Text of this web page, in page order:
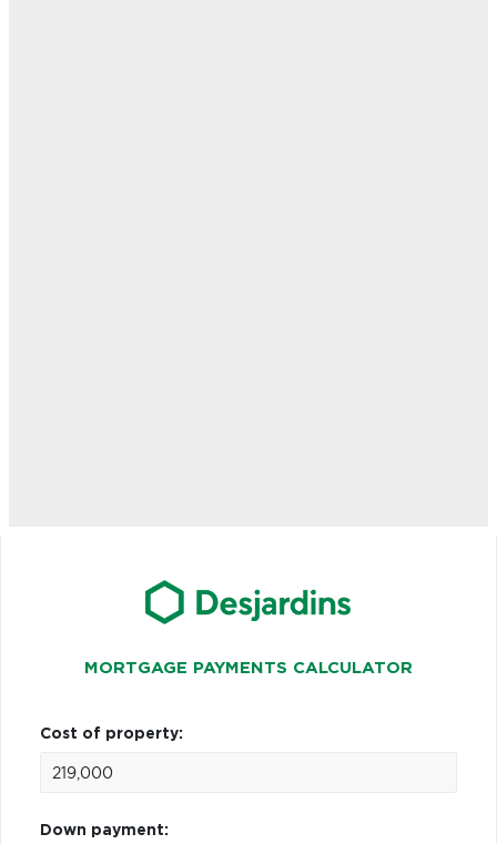
MORTGAGE PAYMENTS CALCULATOR
Cost of property:
Down payment: